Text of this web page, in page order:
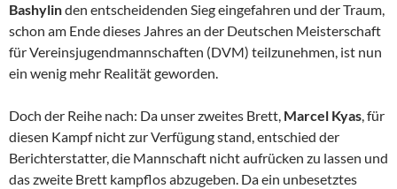
Bashylinden entscheidenden Sieg eingefahren und der Traum,
schon am Ende dieses Jahres an der Deutschen Meisterschaft
für Vereinsjugendmannschaften (DVM) teilzunehmen, ist nun
ein wenig mehr Realität geworden.
Doch der Reihe nach: Da unser zweites Brett, Marcel Kyas, für
diesen Kampf nicht zur Verfügung stand, entschied der
Berichterstatter, die Mannschaft nicht aufrücken zu lassen und
das zweite Brett kampflos abzugeben. Da ein unbesetztes